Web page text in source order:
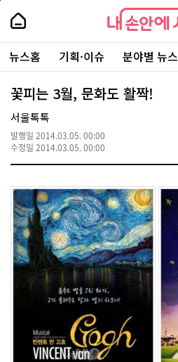
본
로
가
내
손
안
에
서
울
-
서
울
시
대
표
소
포
털
내
손
에
울
주
요
서
뉴스홈 기획·이슈 분야별 뉴스
꽃피는 3월, 문화도 활짝!
서울톡톡
발행일 2014.03.05. 00:00
수정일 2014.03.05. 00:00
페
상
단
로